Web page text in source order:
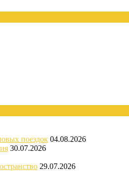
поездок 04.08.2026
30.07.2026
29.07.2026